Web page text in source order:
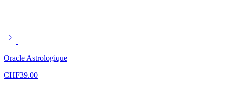
Oracle Astrologique
CHF39.00